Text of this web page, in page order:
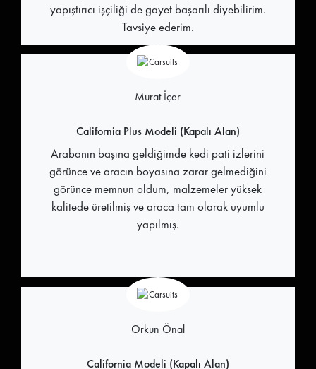
yapıştırıcı işçiliği de gayet başarılı diyebilirim.
Tavsiye ederim.
Murat İçer
California Plus Modeli (Kapalı Alan)
Arabanın başına geldiğimde kedi pati izlerini
görünce ve aracın boyasına zarar gelmediğini
görünce memnun oldum, malzemeler yüksek
kalitede üretilmiş ve araca tam olarak uyumlu
yapılmış.
Orkun Önal
California Modeli (Kapalı Alan)